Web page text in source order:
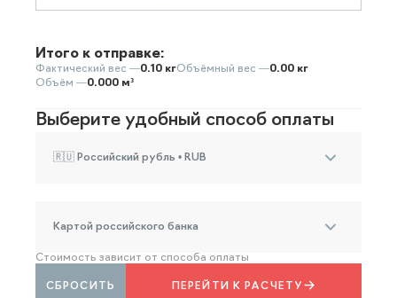
Итого к отправке:
Фактический вес —0.10 кгОбъёмный вес —0.00 кг
Объём —0.000 м³
Выберите удобный способ оплаты
🇷🇺 Российский рубль • RUB
Картой российского банка
Стоимость зависит от способа оплаты
ПЕРЕЙТИ К РАСЧЕТУ
СБРОСИТЬ